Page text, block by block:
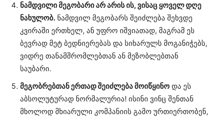
ნამდვილი მეგობარი არ არის ის, ვისაც ყოველ დღე
ნახულობ. ნამდვილ მეგობარს შეიძლება შეხვდე
კვირაში ერთხელ, ან უფრო იშვიათად, მაგრამ ეს
ბევრად მეტ ბედნიერებას და სიხარულს მოგანიჭებს,
ვიდრე თანამშრომლებთან ან მეზობლებთან
საუბარი.
მეგობრებთან ერთად შეიძლება მოიწყინო და ეს
აბსოლუტურად ნორმალურია! ისინი ვინც შენთან
მხოლოდ მხიარული კომპანიის გამო ურთიერთობენ,